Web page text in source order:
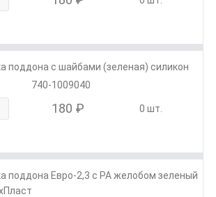
поддона с шайбами (зеленая) силикон
740-1009040
180 ₽ 0 шт.
поддона Евро-2,3 с РА желобом зеленый